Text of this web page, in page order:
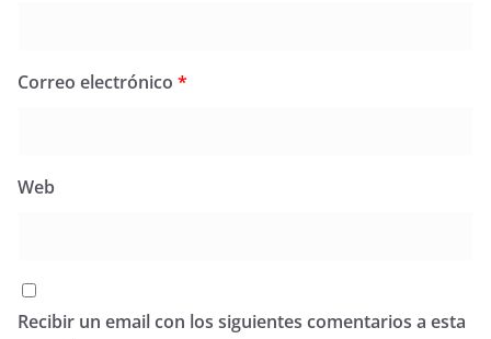
Correo electrónico *
Web
Recibir un email con los siguientes comentarios a esta